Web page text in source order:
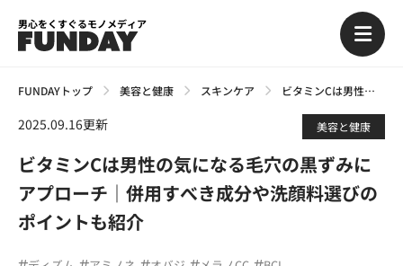
男心をくすぐるモノメディア
FUNDAYトップ 美容と健康 スキンケア ビタミンCは男性の気になる毛穴の黒ずみにアプローチ｜併用すべき成分や洗顔料選びのポイントも紹介
2025.09.16更新 美容と健康
ビタミンCは男性の気になる毛穴の黒ずみに
アプローチ｜併用すべき成分や洗顔料選びの
ポイントも紹介